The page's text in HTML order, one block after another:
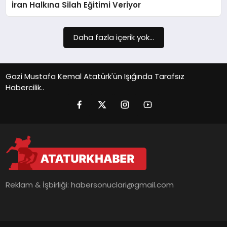
SIYASET
YAŞAM
İran Halkına Silah Eğitimi Veriyor
Daha fazla içerik yok...
Gazi Mustafa Kemal Atatürk'ün Işığında Tarafsız
Habercilik..
Reklam & İşbirliği:habersonuclari@gmail.com